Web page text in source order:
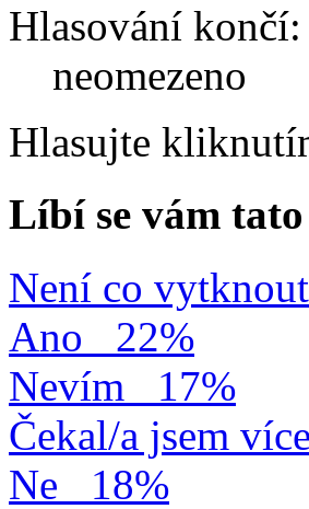
Hlasování končí:
neomezeno
Hlasujte
Líbí se vám
Není co vytknout
Ano
22%
Nevím
17%
Čekal/a jsem více
Ne
18%